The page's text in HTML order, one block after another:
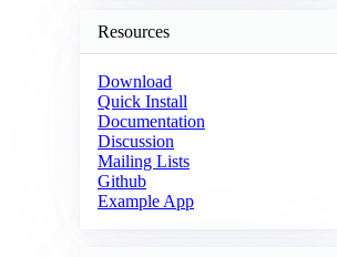
Resources
Download
Quick Install
Documentation
Discussion
Mailing Lists
Github
Example App